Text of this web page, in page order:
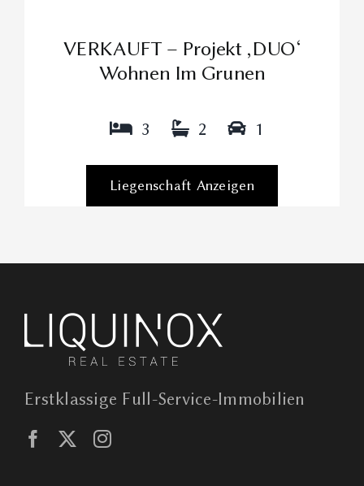
VERKAUFT – Projekt ‚DUO‘
Wohnen Im Grunen
3 2 1
Liegenschaft Anzeigen
Erstklassige Full-Service-Immobilien